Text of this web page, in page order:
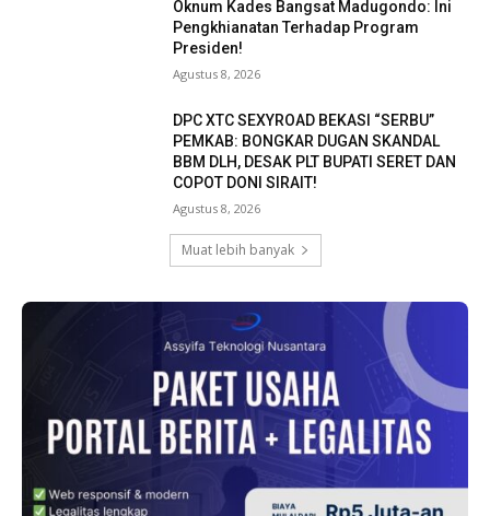
Oknum Kades Bangsat Madugondo: Ini
Pengkhianatan Terhadap Program
Presiden!
Agustus 8, 2026
DPC XTC SEXYROAD BEKASI “SERBU”
PEMKAB: BONGKAR DUGAN SKANDAL
BBM DLH, DESAK PLT BUPATI SERET DAN
COPOT DONI SIRAIT!
Agustus 8, 2026
Muat lebih banyak